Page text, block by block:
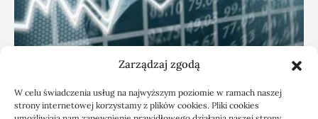
Zarządzaj zgodą
W celu świadczenia usług na najwyższym poziomie w ramach naszej
strony internetowej korzystamy z plików cookies. Pliki cookies
KSeF: przygotowanie sp. z o.o. z biurem
rachunkowym